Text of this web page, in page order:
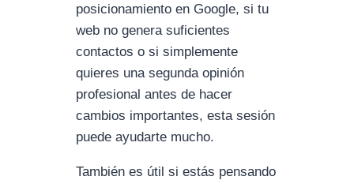
posicionamiento en Google, si tu
web no genera suficientes
contactos o si simplemente
quieres una segunda opinión
profesional antes de hacer
cambios importantes, esta sesión
puede ayudarte mucho.
También es útil si estás pensando